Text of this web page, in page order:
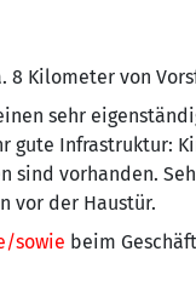
8 Kilometer von
sehr
gute Infrastruktur:
sind vorhanden.
vor der Haustür.
sowie beim